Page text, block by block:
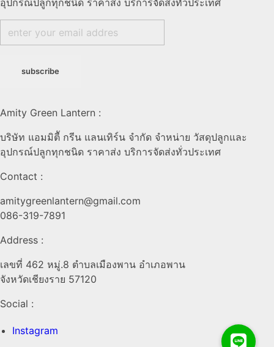
อุปกรณ์ปลูกทุกชนิด ราคาส่ง บริการจัดส่งทั่วประเทศ
Amity Green Lantern :
บริษัท แอมมิตีั กรีน แลนเทิร์น จำกัด จำหน่าย วัสดุปลูกและ
อุปกรณ์ปลูกทุกชนิด ราคาส่ง บริการจัดส่งทั่วประเทศ
Contact :
amitygreenlantern@gmail.com
086-319-7891
Address :
เลขที่ 462 หมู่.8 ตำบลเมืองพาน อำเภอพาน
จังหวัดเชียงราย 57120
Social :
Instagram